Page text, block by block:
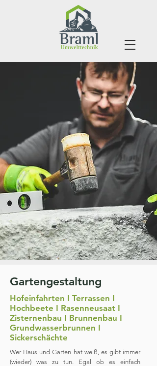
Gartengestaltung
Hofeinfahrten I Terrassen I
Hochbeete I Rasenneusaat I
Zisternenbau I Brunnenbau I
Grundwasserbrunnen I
Sickerschächte
Wer Haus und Garten hat weiß, es gibt immer
(wieder) was zu tun. Egal ob es einfach